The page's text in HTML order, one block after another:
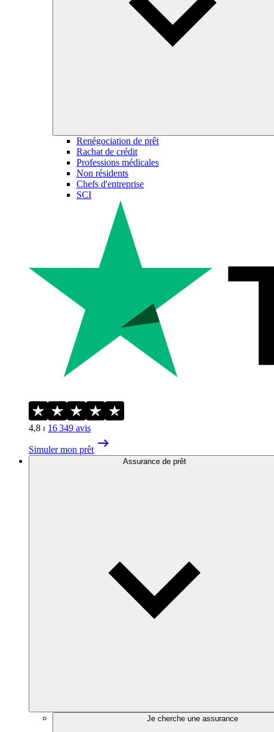
Renégociation de prêt
Rachat de crédit
Professions médicales
Non résidents
Chefs d'entreprise
SCI
4,8 ⏐ 16 349 avis
Simuler mon prêt
Assurance de prêt
Je cherche une assurance